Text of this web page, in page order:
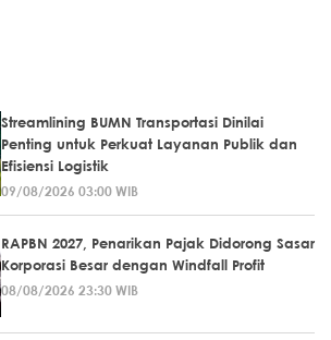
Streamlining BUMN Transportasi Dinilai
Penting untuk Perkuat Layanan Publik dan
Efisiensi Logistik
09/08/2026 03:00 WIB
RAPBN 2027, Penarikan Pajak Didorong Sasar
Korporasi Besar dengan Windfall Profit
08/08/2026 23:30 WIB